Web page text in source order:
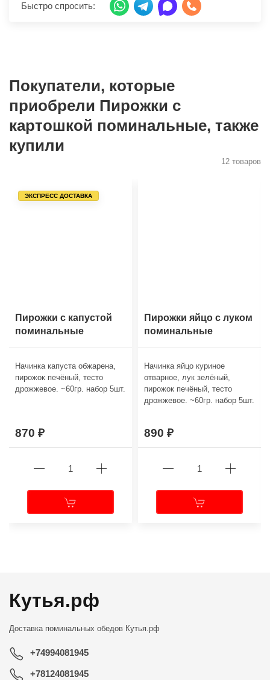
Быстро спросить:
Покупатели, которые
приобрели Пирожки с
картошкой поминальные, также
купили
12 товаров
ЭКСПРЕСС ДОСТАВКА
Пирожки с капустой
поминальные
Начинка капуста обжарена,
пирожок печёный, тесто
дрожжевое. ~60гр. набор 5шт.
870
Пирожки яйцо с луком
поминальные
Начинка яйцо куриное
отварное, лук зелёный,
пирожок печёный, тесто
дрожжевое. ~60гр. набор 5шт.
890
Кутья.рф
Доставка поминальных обедов Кутья.рф
+74994081945
+78124081945